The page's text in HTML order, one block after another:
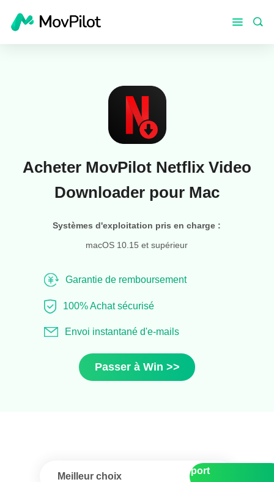
Acheter MovPilot Netflix Video
Downloader pour Mac
Systèmes d'exploitation pris en charge :
macOS 10.15 et supérieur
Passer à Win >>
Garantie de remboursement
100% Achat sécurisé
Envoi instantané d'e-mails
Meilleur choix
Meilleur rapport